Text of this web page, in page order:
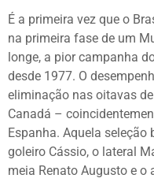
É a primeira vez que o
na primeira fase de um
longe, a pior campanha
desde 1977. O
eliminação nas oitavas
Canadá –
Espanha. Aquela
goleiro Cássio, o lateral
meia Renato Augusto e o